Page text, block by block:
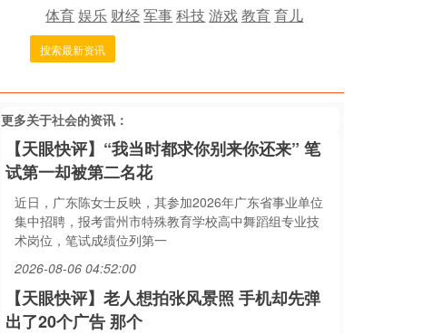
体育娱乐 财经军事科技游戏教育育儿
搜索最新资讯
更多关于社会的资讯：
【天眼快评】“我当时都求你别来你还来” 笔
试第一却被第二名花
近日，广东陈女士反映，其参加2026年广东省事业单位
集中招聘，报考雷州市特殊教育学校高中舞蹈组专业技
术岗位，笔试成绩位列第一
2026-08-06 04:52:00
【天眼快评】老人想拍张风景照 手机却先弹
出了20个广告 那个